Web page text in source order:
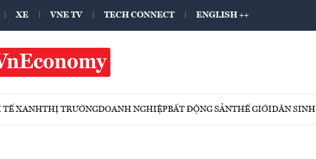
XE VNE TV TECH CONNECT ENGLISH ++
TẾ XANHTHỊ TRƯỜNGDOANH NGHIỆPBẤT ĐỘNG SẢNTHẾ GIỚIDÂN SINH